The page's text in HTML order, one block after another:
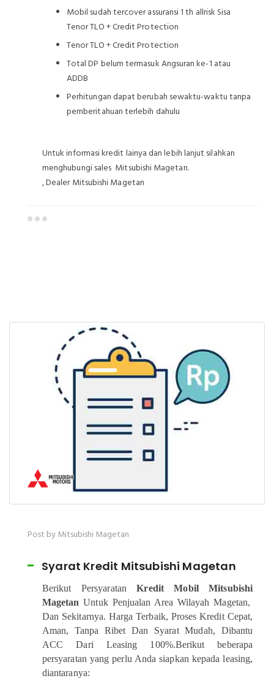
Mobil sudah tercover assuransi 1 th allrisk Sisa
Tenor TLO + Credit Protection
Tenor TLO + Credit Protection
Total DP belum termasuk Angsuran ke-1 atau
ADDB
Perhitungan dapat berubah sewaktu-waktu tanpa
pemberitahuan terlebih dahulu
Untuk informasi kredit lainya dan lebih lanjut silahkan
menghubungi sales Mitsubishi Magetan.
, Dealer Mitsubishi Magetan
Post by Mitsubishi Magetan
Syarat Kredit Mitsubishi Magetan
Berikut PersyaratanKredit Mobil Mitsubishi
MagetanUntuk Penjualan Area Wilayah Magetan,
Dan Sekitarnya. Harga Terbaik, Proses Kredit Cepat,
Aman, Tanpa Ribet Dan Syarat Mudah, Dibantu
ACC Dari Leasing 100%.Berikut beberapa
persyaratan yang perlu Anda siapkan kepada leasing,
diantaranya: